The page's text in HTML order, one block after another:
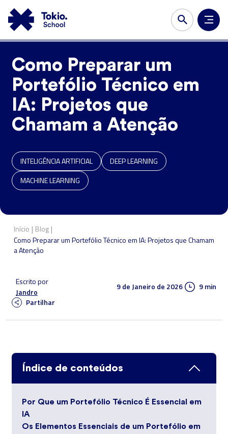
Como Preparar um
Portefólio Técnico em
IA: Projetos que
Chamam a Atenção
INTELIGÊNCIA ARTIFICIAL
DEEP LEARNING
MACHINE LEARNING
Início | Blog |
Como Preparar um Portefólio Técnico em IA: Projetos que Chamam
a Atenção
Escrito por
Jandro
9 de Janeiro de 2026
9 min
Partilhar
Índice de conteúdos
Por Que um Portefólio Técnico É Essencial em
IA
Os Elementos Essenciais de um Portefólio em